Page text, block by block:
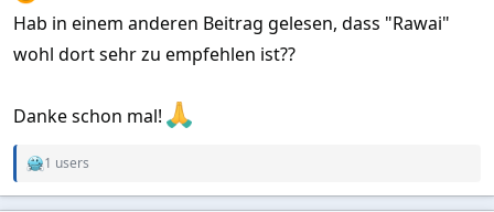
Hab in einem anderen Beitrag gelesen, dass "Rawai"
wohl dort sehr zu empfehlen ist??
Danke schon mal!
R
1 users